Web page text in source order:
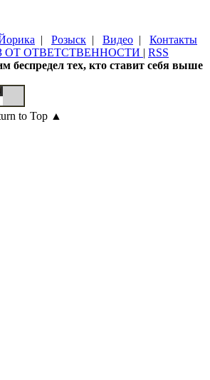
| Розыск | Видео | Контакты
ОТ ОТВЕТСТВЕННОСТИ | RSS
беспредел тех, кто ставит себя выше
to Top ▲